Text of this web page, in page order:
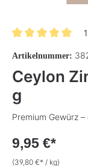
Artikelnummer:
Ceylon
g
Premium Gewürz
9,95 €*
(39,80 €* / kg)